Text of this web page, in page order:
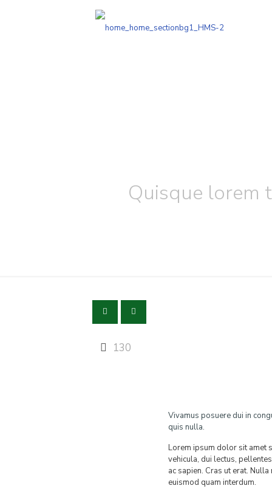
Quisque
130
Vivamus posuere dui in
quis nulla.
Lorem ipsum dolor sit amet
vehicula, dui lectus,
ac sapien. Cras ut erat.
euismod quam interdum.